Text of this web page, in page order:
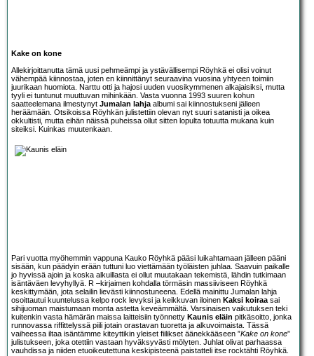
Kake on kone
Allekirjoittanutta tämä uusi pehmeämpi ja ystävällisempi Röyhkä ei olisi voinut
vähempää kiinnostaa, joten en kiinnittänyt seuraavina vuosina yhtyeen toimiin
juurikaan huomiota. Narttu otti ja hajosi uuden vuosikymmenen alkajaisiksi, mutta
tyyli ei tuntunut muuttuvan mihinkään. Vasta vuonna 1993 suuren kohun
saatteelemana ilmestynyt Jumalan lahjaalbumi sai kiinnostukseni jälleen
heräämään. Otsikoissa Röyhkän julistettiin olevan nyt suuri satanisti ja oikea
okkultisti, mutta eihän näissä puheissa ollut sitten lopulta totuutta mukana kuin
siteiksi. Kuinkas muutenkaan.
Pari vuotta myöhemmin vappuna Kauko Röyhkä pääsi luikahtamaan jälleen pääni
sisään, kun päädyin erään tuttuni luo viettämään työläisten juhlaa. Saavuin paikalle
jo hyvissä ajoin ja koska alkuillasta ei ollut muutakaan tekemistä, lähdin tutkimaan
isäntäväen levyhyllyä. R –kirjaimen kohdalla törmäsin massiiviseen Röyhkä
keskittymään, jota selailin lievästi kiinnostuneena. Edellä mainittu Jumalan lahja
osoittautui kuuntelussa kelpo rock levyksi ja keikkuvan iloinen Kaksi koiraasai
sihijuoman maistumaan monta astetta keveämmältä. Varsinaisen vaikutuksen teki
kuitenkin vasta hämärän maissa laitteisiin työnnetty Kaunis eläin pitkäsoitto, jonka
runnovassa riffittelyssä piili jotain orastavan tuoretta ja alkuvoimaista. Tässä
vaiheessa iltaa isäntämme kiteyttikin yleiset fiilikset äänekkääseen ”Kake on kone”
julistukseen, joka otettiin vastaan hyväksyvästi mölyten. Juhlat olivat parhaassa
vauhdissa ja niiden etuoikeutettuna keskipisteenä paistatteli itse rocktähti Röyhkä.